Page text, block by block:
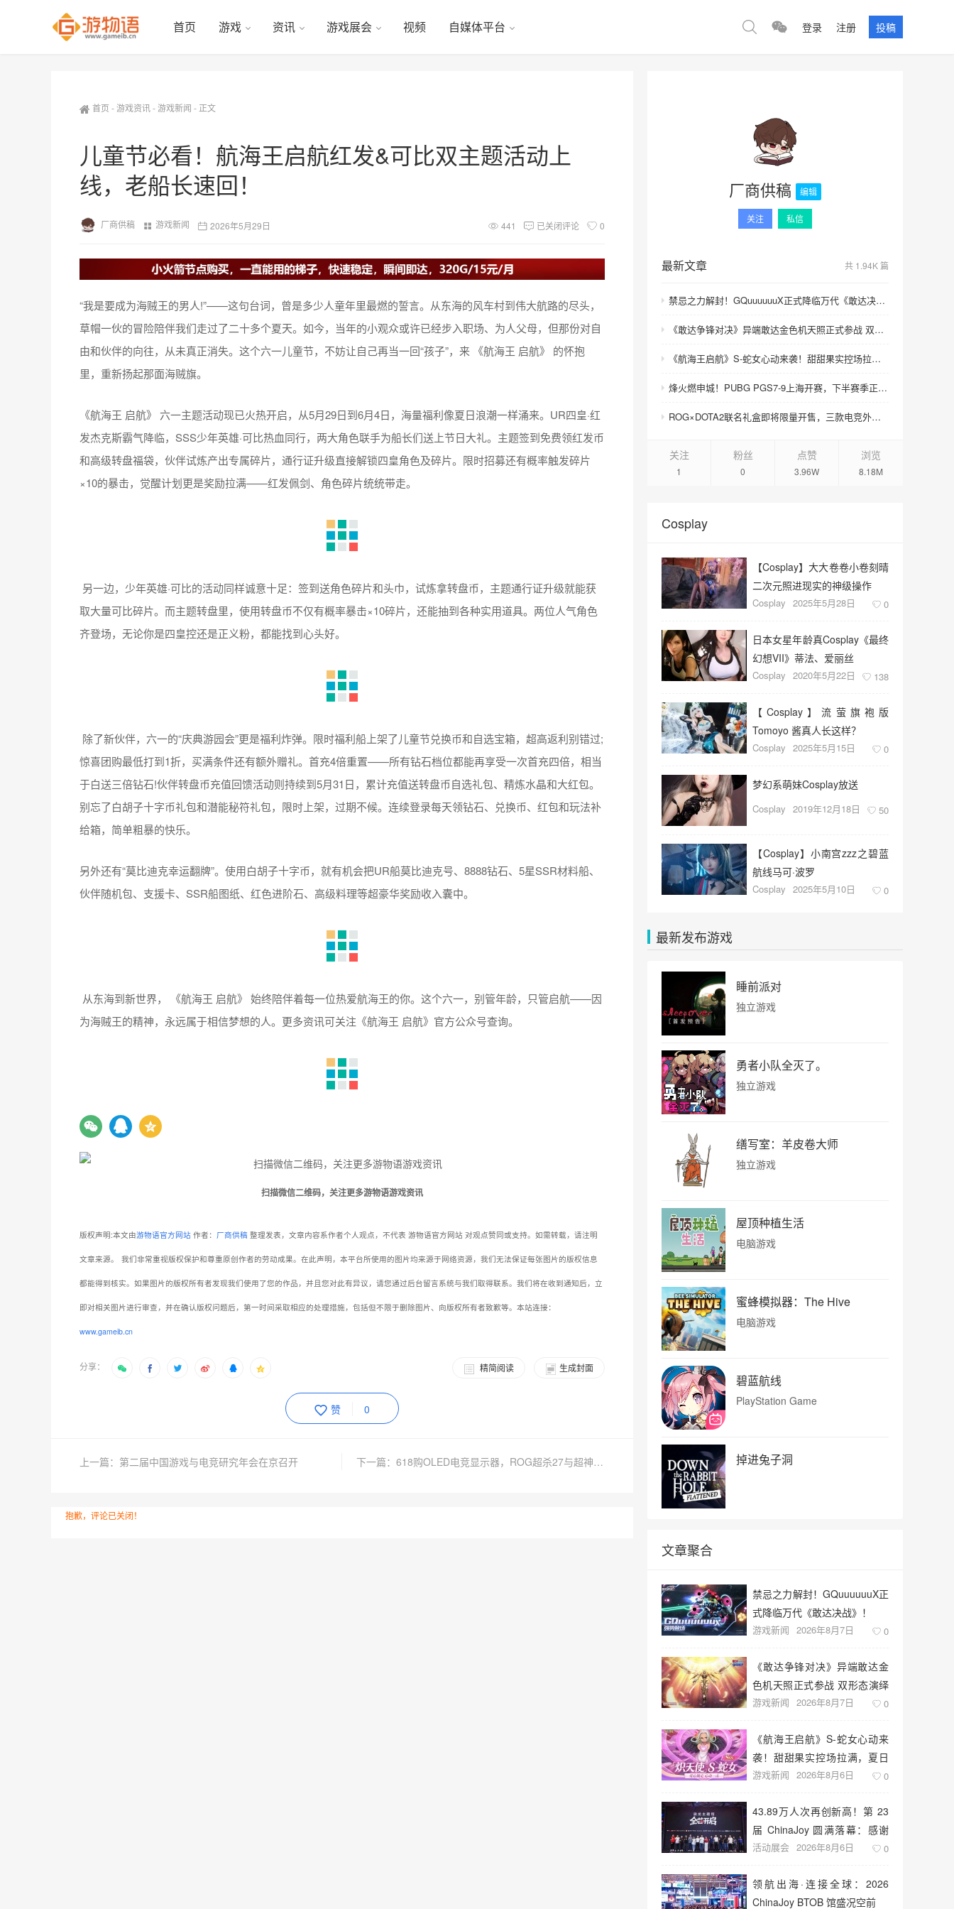
首页 游戏 资讯 游戏展会 视频 自媒体平台 登录 注册 投稿
首页 -游戏资讯-游戏新闻 - 正文
儿童节必看！航海王启航红发&可比双主题活动上
线，老船长速回！
厂商供稿 游戏新闻 2026年5月29日 441 已关闭评论 0
“我是要成为海贼王的男人!”——这句台词，曾是多少人童年里最燃的誓言。从东海的风车村到伟大航路的尽头，
草帽一伙的冒险陪伴我们走过了二十多个夏天。如今，当年的小观众或许已经步入职场、为人父母，但那份对自
由和伙伴的向往，从未真正消失。这个六一儿童节，不妨让自己再当一回“孩子”，来 《航海王 启航》 的怀抱
里，重新扬起那面海贼旗。
《航海王 启航》 六一主题活动现已火热开启，从5月29日到6月4日，海量福利像夏日浪潮一样涌来。UR四皇·红
发杰克斯霸气降临，SSS少年英雄·可比热血同行，两大角色联手为船长们送上节日大礼。主题签到免费领红发币
和高级转盘福袋，伙伴试炼产出专属碎片，通行证升级直接解锁四皇角色及碎片。限时招募还有概率触发碎片
×10的暴击，觉醒计划更是奖励拉满——红发佩剑、角色碎片统统带走。
另一边，少年英雄·可比的活动同样诚意十足：签到送角色碎片和头巾，试炼拿转盘币，主题通行证升级就能获
齐登场，无论你是四皇控还是正义粉，都能找到心头好。
除了新伙伴，六一的“庆典游园会”更是福利炸弹。限时福利船上架了儿童节兑换币和自选宝箱，超高返利别错过;
于白送三倍钻石!伙伴转盘币充值回馈活动则持续到5月31日，累计充值送转盘币自选礼包、精炼水晶和大红包。
别忘了白胡子十字币礼包和潜能秘符礼包，限时上架，过期不候。连续登录每天领钻石、兑换币、红包和玩法补
给箱，简单粗暴的快乐。
另外还有“莫比迪克幸运翻牌”。使用白胡子十字币，就有机会把UR船莫比迪克号、8888钻石、5星SSR材料船、
从东海到新世界， 《航海王 启航》 始终陪伴着每一位热爱航海王的你。这个六一，别管年龄，只管启航——因
我们非常重视版权保护和尊重原创作者的劳动成果。在此声明，本平台所使用的图片均来源于网络资源，我们无法保证每张图片的版权信息
都能得到核实。如果图片的版权所有者发现我们使用了您的作品，并且您对此有异议，请您通过后台留言系统与我们取得联系。我们将在收到通知后，立
www.gameib.cn
上一篇：第二届中国游戏与电竞研究年会在京召开
厂商供稿 编辑
关注 私信
最新文章 共 1.94K 篇
禁忌之力解封！GQuuuuuuX正式降临万代《敢达决战》！
《敢达争锋对决》异端敢达金色机天照正式参战 双形态演绎空中战技
《航海王启航》S-蛇女心动来袭！甜甜果实控场拉满，夏日盛宴开启
烽火燃申城！PUBG PGS7-9上海开赛，下半赛季正式打响！
ROG×DOTA2联名礼盒即将限量开售，三款电竞外设致敬玩家青春记忆
关注
1
粉丝
0
点赞
3.96W
浏览
8.18M
Cosplay
【Cosplay】大大卷卷小卷刻晴
二次元照进现实的神级操作
Cosplay 2025年5月28日 0
日本女星年龄真Cosplay《最终
幻想VII》蒂法、爱丽丝
Cosplay 2020年5月22日 138
【Cosplay】流萤旗袍版
Tomoyo 酱真人长这样？
Cosplay 2025年5月15日 0
梦幻系萌妹Cosplay放送
Cosplay 2019年12月18日 50
【Cosplay】小南宫zzz之碧蓝
航线马可·波罗
Cosplay 2025年5月10日 0
最新发布游戏
睡前派对
独立游戏
勇者小队全灭了。
独立游戏
缮写室：羊皮卷大师
独立游戏
屋顶种植生活
电脑游戏
蜜蜂模拟器：The Hive
电脑游戏
碧蓝航线
PlayStation Game
掉进兔子洞
文章聚合
禁忌之力解封！GQuuuuuuX正
式降临万代《敢达决战》！
游戏新闻 2026年8月7日 0
《敢达争锋对决》异端敢达金
色机天照正式参战 双形态演绎
空中战技
游戏新闻 2026年8月7日 0
《航海王启航》S-蛇女心动来
袭！甜甜果实控场拉满，夏日
盛宴开启
游戏新闻 2026年8月6日 0
43.89万人次再创新高！第 23
届 ChinaJoy 圆满落幕：感谢
有你，共赴这场“与 AI 同游”的
活动展会 2026年8月6日 0
领航出海·连接全球：2026
ChinaJoy BTOB 馆盛况空前